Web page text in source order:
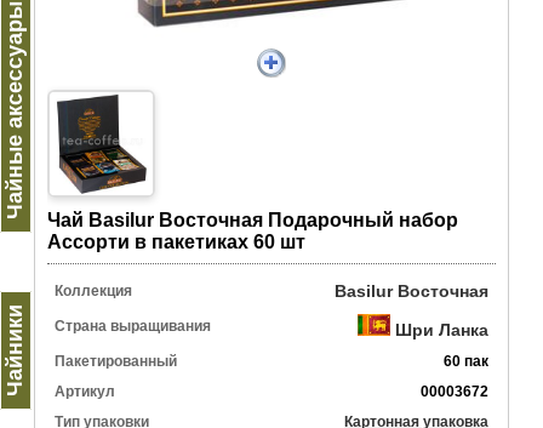
Чайные аксессуары
Чайники
Чай Basilur Восточная Подарочный набор
Ассорти в пакетиках 60 шт
Коллекция Basilur Восточная
Страна выращивания Шри Ланка
Пакетированный
60 пак
Артикул
00003672
Тип упаковки
Картонная упаковка